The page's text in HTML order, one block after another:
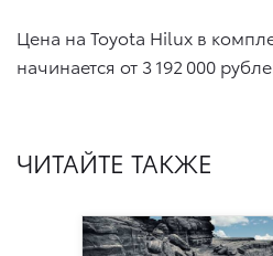
Цена на Toyota Hilux в
начинается от 3 192 000
ЧИТАЙТЕ ТАКЖЕ